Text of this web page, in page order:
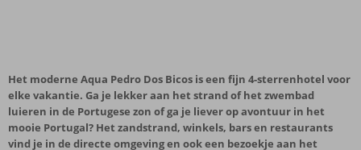
Het moderne Aqua Pedro Dos Bicos is een fijn 4-sterrenhotel voor
elke vakantie. Ga je lekker aan het strand of het zwembad
luieren in de Portugese zon of ga je liever op avontuur in het
mooie Portugal? Het zandstrand, winkels, bars en restaurants
vind je in de directe omgeving en ook een bezoekje aan het